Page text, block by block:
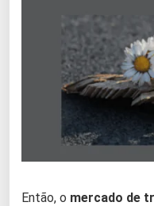
Então, o mercado de